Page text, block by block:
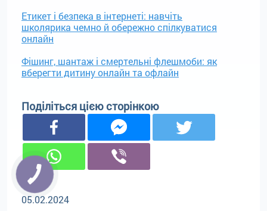
Етикет і безпека в інтернеті: навчіть
школярика чемно й обережно спілкуватися
онлайн
Фішинг, шантаж і смертельні флешмоби: як
вберегти дитину онлайн та офлайн
Поділіться цією сторінкою
05.02.2024